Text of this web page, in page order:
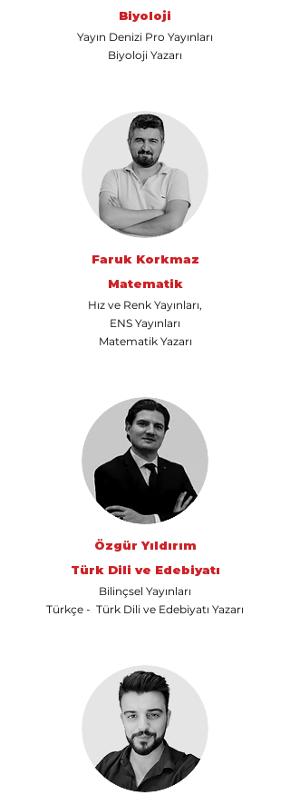
Biyoloji
Yayın Denizi Pro Yayınları
Biyoloji Yazarı
Faruk Korkmaz
Matematik
Hız ve Renk Yayınları,
ENS Yayınları
Matematik Yazarı
Özgür Yıldırım
Türk Dili ve Edebiyatı
Bilinçsel Yayınları
Türkçe - Türk Dili ve Edebiyatı Yazarı
👋 Hoş geldiniz! Size
nasıl yardımcı
Hergün 09:00-23:59 saatleri arasında
WhatsApp üzerinden bizimle iletişime
geçebilirsiniz.
Eğitim Danışmanına
Tap to chat